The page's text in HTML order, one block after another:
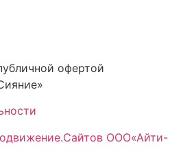
офертой
ООО«Айти-